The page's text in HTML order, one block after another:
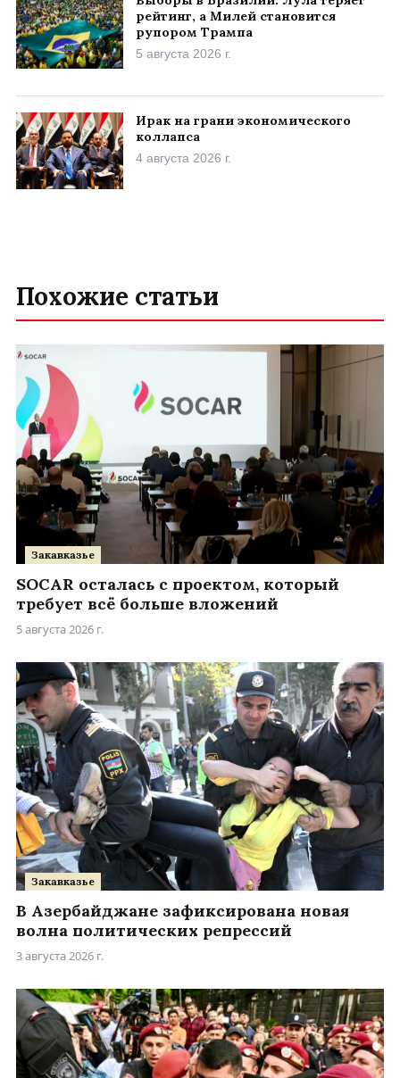
рейтинг, а Милей становится
рупором Трампа
5 августа 2026 г.
Ирак на грани экономического
коллапса
4 августа 2026 г.
Похожие статьи
Закавказье
SOCAR осталась с проектом, который
требует всё больше вложений
5 августа 2026 г.
Закавказье
В Азербайджане зафиксирована новая
волна политических репрессий
3 августа 2026 г.